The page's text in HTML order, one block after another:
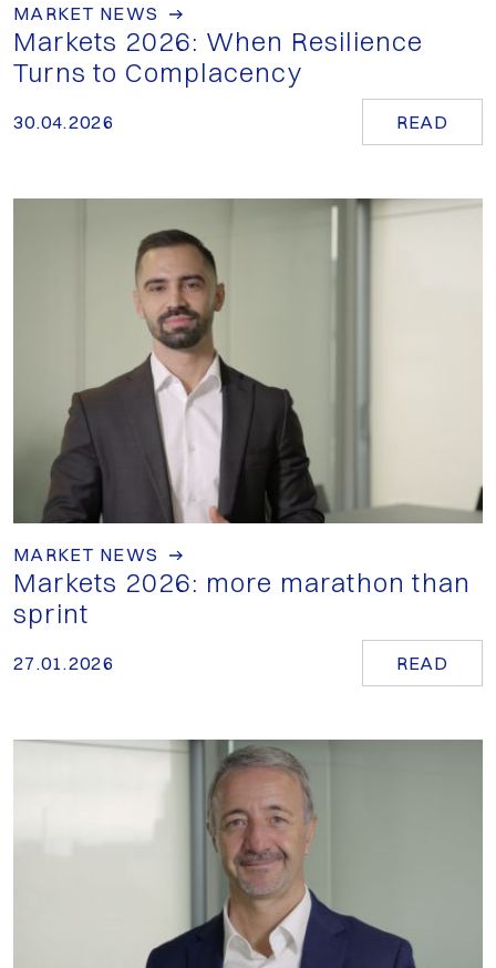
MARKET NEWS
Markets 2026: When Resilience
Turns to Complacency
30.04.2026 READ
MARKET NEWS
Markets 2026: more marathon than
sprint
27.01.2026 READ